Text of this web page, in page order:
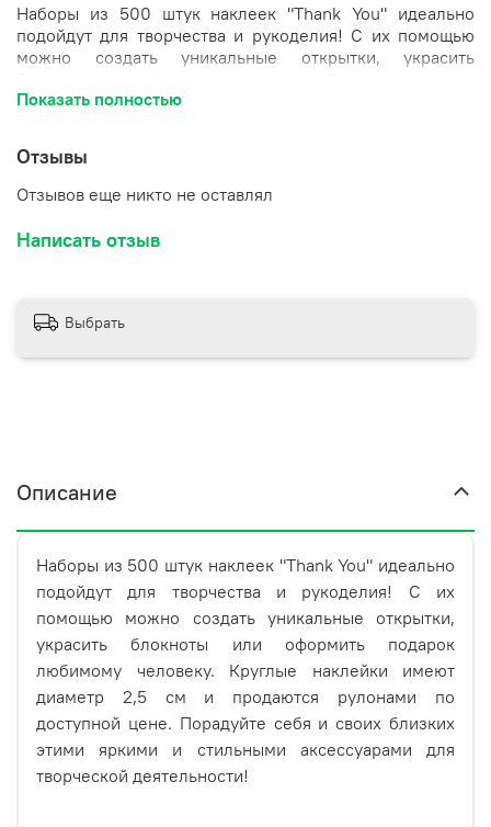
Наборы из 500 штук наклеек "Thank You" идеально
подойдут для творчества и рукоделия! С их помощью
можно создать уникальные открытки, украсить
Круглые наклейки имеют диаметр 2,5 см и продаются
близких этими яркими и стильными аксессуарами для
творческой деятельности!
Показать полностью
Отзывы
Отзывов еще никто не оставлял
Написать отзыв
Выбрать
Описание
Наборы из 500 штук наклеек "Thank You" идеально
подойдут для творчества и рукоделия! С их
помощью можно создать уникальные открытки,
украсить блокноты или оформить подарок
любимому человеку. Круглые наклейки имеют
диаметр 2,5 см и продаются рулонами по
доступной цене. Порадуйте себя и своих близких
этими яркими и стильными аксессуарами для
творческой деятельности!